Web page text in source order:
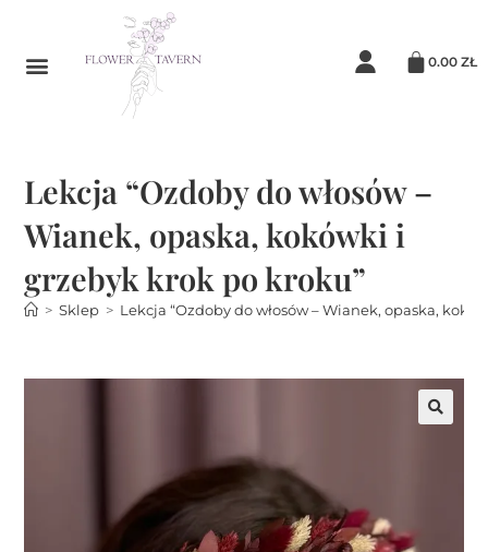
0.00 ZŁ
Lekcja “Ozdoby do włosów –
Wianek, opaska, kokówki i
grzebyk krok po kroku”
> Sklep > Lekcja “Ozdoby do włosów – Wianek, opaska,